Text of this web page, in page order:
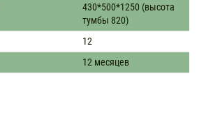
430*500*1250 (высота
тумбы 820)
12
12 месяцев